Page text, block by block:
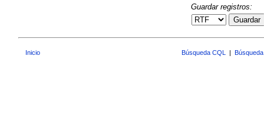
Guardar registros:
Guardar
Inicio Búsqueda CQL